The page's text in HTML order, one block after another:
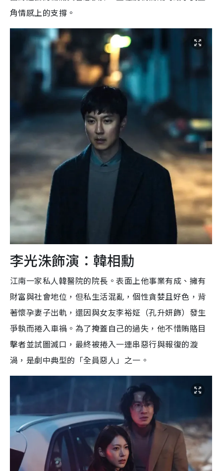
角情感上的支撐。
李光洙飾演：韓相勳
江南一家私人韓醫院的院長。表面上他事業有成、擁有
財富與社會地位，但私生活混亂，個性貪婪且好色，背
著懷孕妻子出軌，還因與女友李裕姃（孔升妍飾）發生
爭執而捲入車禍。為了掩蓋自己的過失，他不惜賄賂目
擊者並試圖滅口，最終被捲入一連串惡行與報復的漩
渦，是劇中典型的「全員惡人」之一。